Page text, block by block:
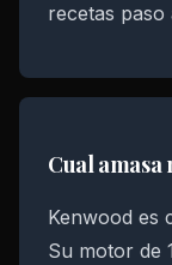
recetas paso
Cual
Kenwood es
Su motor de